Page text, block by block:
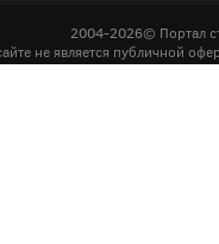
2004-2026© Портал
не является публичной